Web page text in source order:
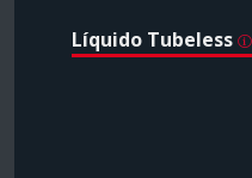
Líquido Tubeless